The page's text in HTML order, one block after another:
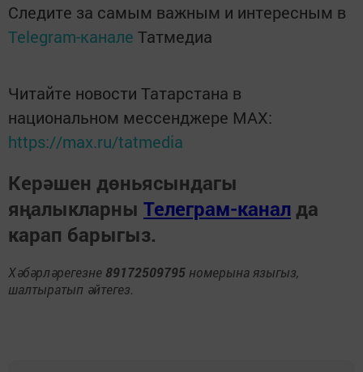
Следите за самым важным и интересным в
Telegram-канале Татмедиа
Читайте новости Татарстана в
национальном мессенджере MАХ:
https://max.ru/tatmedia
Керәшен дөньясындагы
яңалыкларны Телеграм-канал да
карап барыгыз.
Хәбәрләрегезне 89172509795 номерына языгыз,
шалтыратып әйтегез.